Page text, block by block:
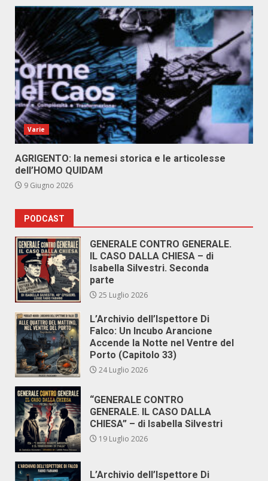
Varie
AGRIGENTO: la nemesi storica e le articolesse
dell’HOMO QUIDAM
9 Giugno 2026
PODCAST
GENERALE CONTRO GENERALE.
IL CASO DALLA CHIESA – di
Isabella Silvestri. Seconda
parte
25 Luglio 2026
L’Archivio dell’Ispettore Di
Falco: Un Incubo Arancione
Accende la Notte nel Ventre del
Porto (Capitolo 33)
24 Luglio 2026
“GENERALE CONTRO
GENERALE. IL CASO DALLA
CHIESA” – di Isabella Silvestri
19 Luglio 2026
L’Archivio dell’Ispettore Di